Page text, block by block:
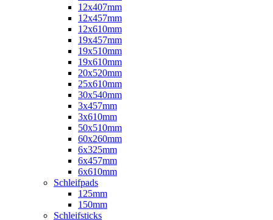
12x407mm
12x457mm
12x610mm
19x457mm
19x510mm
19x610mm
20x520mm
25x610mm
30x540mm
3x457mm
3x610mm
50x510mm
60x260mm
6x325mm
6x457mm
6x610mm
Schleifpads
125mm
150mm
Schleifsticks